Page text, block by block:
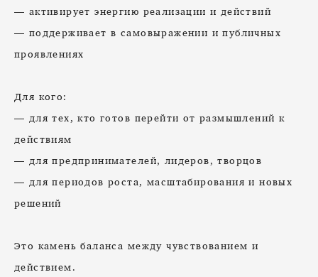
— активирует энергию реализации и действий
— поддерживает в самовыражении и публичных
проявлениях
Для кого:
— для тех, кто готов перейти от размышлений к
действиям
— для предпринимателей, лидеров, творцов
— для периодов роста, масштабирования и новых
решений
Это камень баланса между чувствованием и
действием.